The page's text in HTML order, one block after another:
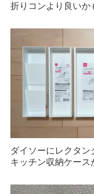
折りコンより良いか
ダイソーにレクタ
キッチン収納ケース